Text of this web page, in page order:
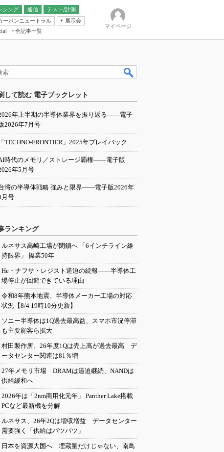
シング
通信
テスト/計測
ーボンニュートラル
展示会
ピューティング
全記事一覧
マイページ
して読む 電子ブックレット
年上半期の半導体業界を振り返る――電子
2026年7月号
「TECHNO-FRONTIER」2025年プレイバック
時代のメモリ／ストレージ覇権――電子版
年5月号
湾の半導体戦略 強みと限界――電子版2026年
月号
ランキング
ルネサス高崎工場が閉鎖へ 「6インチライン維
持限界」 操業50年
He・ナフサ・レジスト逼迫の続報――半導体工
場停止が回避できている理由
令和8年熊本地震、半導体メーカー工場の対応
状況【8/4 19時10分更新】
ソニー半導体は1Q過去最高益、スマホ市況停滞
も主要顧客ら拡大
村田製作所、26年度1Qは売上高が過去最高 デ
ータセンター関連は81％増
27年メモリ市場 DRAMは逼迫継続、NANDは
供給緩和へ
2026年は「2nm商用化元年」 Panther Lake搭載
PCなど最新機を分解
ルネサス、26年2Qは増収増益 データセンター
需要強く「供給はパツパツ」
日本を資源大国へ 埋蔵量だけじゃない、南鳥